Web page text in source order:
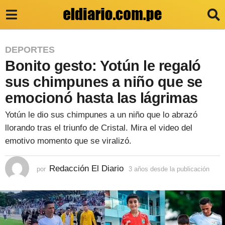
3
a
ñ
o
s
d
e
d
l
a
DEPORTES
Bonito gesto: Yotún le regaló
sus chimpunes a niño que se
emocionó hasta las lágrimas
Yotún le dio sus chimpunes a un niño que lo abrazó
llorando tras el triunfo de Cristal. Mira el video del
emotivo momento que se viralizó.
por Redacción El Diario 3 años desde la publicación
o
s
d